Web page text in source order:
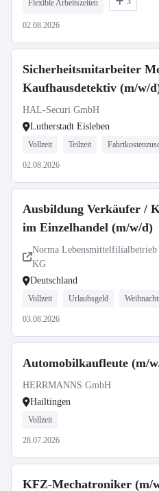
Flexible Arbeitszeiten
02.08.2026
Sicherheitsmitarbeiter
Kaufhausdetektiv (m/w/
HAL-Securi GmbH
Lutherstadt Eisleben
Vollzeit Teilzeit
02.08.2026
Ausbildung Verkäufer /
im Einzelhandel (m/w/d)
Norma
KG
Deutschland
Vollzeit Urlaubsgeld
03.08.2026
Automobilkaufleute (m/
HERRMANNS GmbH
Hailtingen
Vollzeit
28.07.2026
KFZ-Mechatroniker (m/